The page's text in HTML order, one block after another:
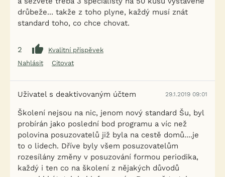
drůbeže... takže z toho plyne, každý musí znát
standard toho, co chce chovat.
2
Kvalitní příspěvek
Nahlásit
Citovat
Uživatel s deaktivovaným účtem 29.1.2019 09:01
Školení nejsou na nic, jenom nový standard Šu, byl
probírán jako poslední bod programu a víc než
polovina posuzovatelů již byla na cestě domů....je
to o lidech. Dříve byly všem posuzovatelům
rozesílány změny v posuzování formou periodika,
každý i ten co na školení z nějakých důvodů